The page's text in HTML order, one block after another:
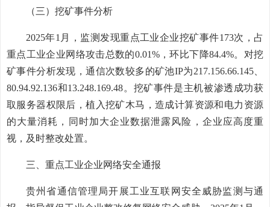
（三）挖矿事件分析
2025年1月，监测发现重点工业企业挖矿事件173次，占
重点工业企业网络攻击总数的0.01%，环比下降84.4%。对挖
矿事件分析发现，通信次数较多的矿池IP为217.156.66.145、
80.94.92.136和13.248.169.48。挖矿事件是主机被渗透成功获
取服务器权限后，植入挖矿木马，造成计算资源和电力资源
的大量消耗，同时加大企业数据泄露风险，企业应高度重
视，及时整改处置。
三、重点工业企业网络安全通报
贵州省通信管理局开展工业互联网安全威胁监测与通